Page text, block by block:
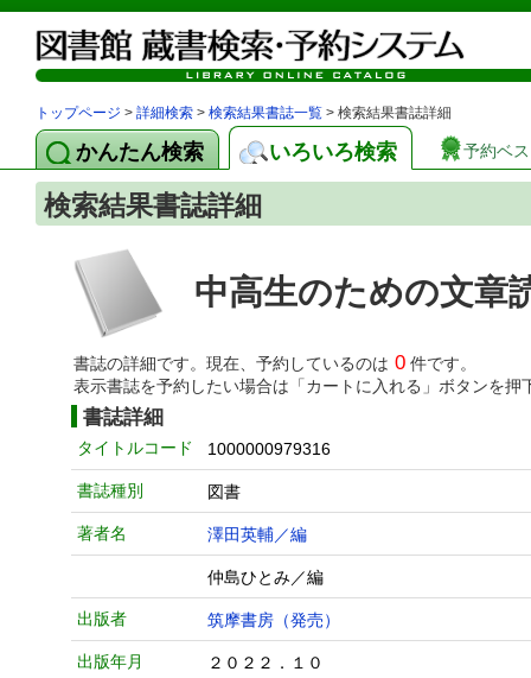
トップページ > 詳細検索 > 検索結果書誌一覧 > 検索結果書誌詳細
かんたん検索 いろいろ検索 予約ベ
検索結果書誌詳細
中高生のための文章
書誌の詳細です。現在、予約しているのは 0 件です。
表示書誌を予約したい場合は「カートに入れる」ボタンを押
書誌詳細
タイトルコード 1000000979316
書誌種別 図書
著者名 澤田英輔／編
仲島ひとみ／編
出版者 筑摩書房（発売）
出版年月 ２０２２．１０